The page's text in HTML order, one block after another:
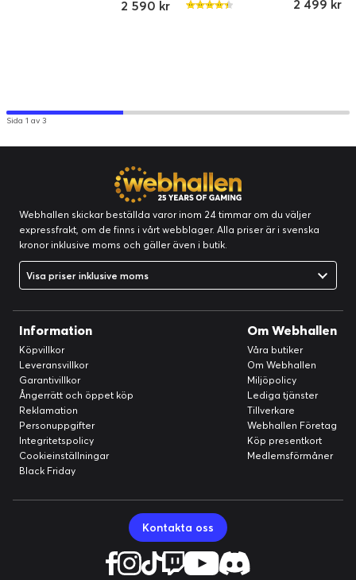
2 590 kr 2 499 kr
Sida 1 av 3
Webhallen skickar beställda varor inom 24 timmar om du väljer
expressfrakt, om de finns i vårt webblager. Alla priser är i svenska
kronor inklusive moms och gäller även i butik.
Visa priser inklusive moms
Information
Köpvillkor
Leveransvillkor
Garantivillkor
Ångerrätt och öppet köp
Reklamation
Personuppgifter
Integritetspolicy
Cookieinställningar
Black Friday
Om Webhallen
Våra butiker
Om Webhallen
Miljöpolicy
Lediga tjänster
Tillverkare
Webhallen Företag
Köp presentkort
Medlemsförmåner
Kontakta oss